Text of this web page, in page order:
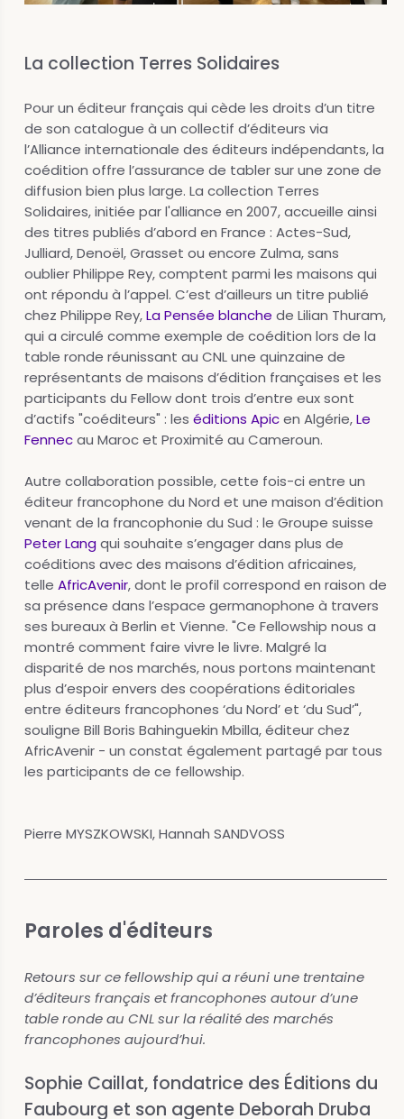
La collection Terres Solidaires
Pour un éditeur français qui cède les droits d’un titre
de son catalogue à un collectif d’éditeurs via
l’Alliance internationale des éditeurs indépendants, la
coédition offre l’assurance de tabler sur une zone de
diffusion bien plus large. La collection Terres
Solidaires, initiée par l'alliance en 2007, accueille ainsi
des titres publiés d’abord en France : Actes-Sud,
Julliard, Denoël, Grasset ou encore Zulma, sans
oublier Philippe Rey, comptent parmi les maisons qui
ont répondu à l’appel. C’est d’ailleurs un titre publié
chez Philippe Rey,La Pensée blanche de Lilian Thuram,
qui a circulé comme exemple de coédition lors de la
table ronde réunissant au CNL une quinzaine de
représentants de maisons d’édition françaises et les
participants du Fellow dont trois d’entre eux sont
d’actifs "coéditeurs" : les éditions Apicen Algérie,Le
Fennecau Maroc et Proximité au Cameroun.
Autre collaboration possible, cette fois-ci entre un
éditeur francophone du Nord et une maison d’édition
venant de la francophonie du Sud : le Groupe suisse
Peter Langqui souhaite s’engager dans plus de
coéditions avec des maisons d’édition africaines,
telle AfricAvenir, dont le profil correspond en raison de
sa présence dans l’espace germanophone à travers
ses bureaux à Berlin et Vienne. "Ce Fellowship nous a
montré comment faire vivre le livre. Malgré la
disparité de nos marchés, nous portons maintenant
plus d’espoir envers des coopérations éditoriales
entre éditeurs francophones ‘du Nord’ et ‘du Sud’",
souligne Bill Boris Bahinguekin Mbilla, éditeur chez
AfricAvenir - un constat également partagé par tous
les participants de ce fellowship.
Pierre MYSZKOWSKI, Hannah SANDVOSS
Paroles d'éditeurs
Retours sur ce fellowship qui a réuni une trentaine
d’éditeurs français et francophones autour d’une
table ronde au CNL sur la réalité des marchés
francophones aujourd’hui.
Sophie Caillat, fondatrice des Éditions du
Faubourg et son agente Deborah Druba